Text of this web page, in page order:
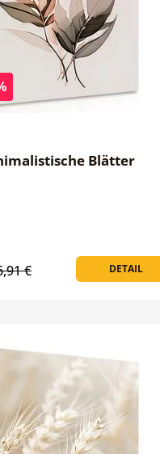
Blätter
DETAIL
€